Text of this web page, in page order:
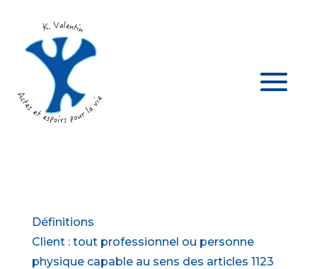
Définitions
Client : tout professionnel ou personne
physique capable au sens des articles 1123